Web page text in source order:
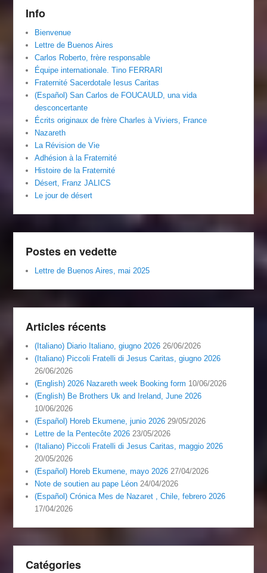
Info
Bienvenue
Lettre de Buenos Aires
Carlos Roberto, frère responsable
Équipe internationale. Tino FERRARI
Fraternité Sacerdotale Iesus Caritas
(Español) San Carlos de FOUCAULD, una vida
desconcertante
Écrits originaux de frère Charles à Viviers, France
Nazareth
La Révision de Vie
Adhésion à la Fraternité
Histoire de la Fraternité
Désert, Franz JALICS
Le jour de désert
Postes en vedette
Lettre de Buenos Aires, mai 2025
Articles récents
(Italiano) Diario Italiano, giugno 2026 26/06/2026
(Italiano) Piccoli Fratelli di Jesus Caritas, giugno 2026
26/06/2026
(English) 2026 Nazareth week Booking form 10/06/2026
(English) Be Brothers Uk and Ireland, June 2026
10/06/2026
(Español) Horeb Ekumene, junio 2026 29/05/2026
Lettre de la Pentecôte 2026 23/05/2026
(Italiano) Piccoli Fratelli di Jesus Caritas, maggio 2026
20/05/2026
(Español) Horeb Ekumene, mayo 2026 27/04/2026
Note de soutien au pape Léon 24/04/2026
(Español) Crónica Mes de Nazaret , Chile, febrero 2026
17/04/2026
Catégories